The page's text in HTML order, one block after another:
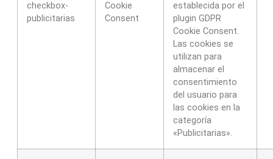
checkbox-
publicitarias
Cookie
Consent
establecida por el
plugin GDPR
Cookie Consent.
Las cookies se
utilizan para
almacenar el
consentimiento
del usuario para
las cookies en la
categoría
«Publicitarias».